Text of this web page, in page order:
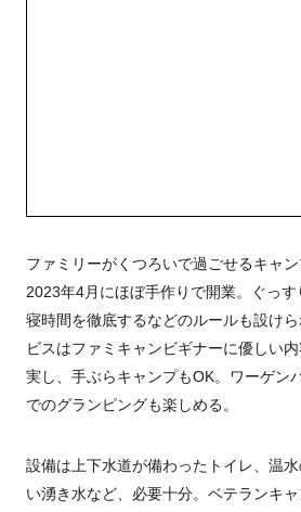
ファミリーがくつろいで過ごせるキャン
2023年4月にほぼ手作りで開業。ぐっ
寝時間を徹底するなどのルールも設け
ビスはファミキャンビギナーに優しい
実し、手ぶらキャンプもOK。ワーゲン
でのグランピングも楽しめる。
設備は上下水道が備わったトイレ、温
い湧き水など、必要十分。ベテランキ